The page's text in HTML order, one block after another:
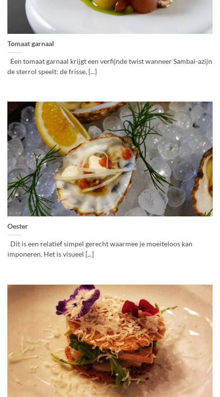
Tomaat garnaal
Een tomaat garnaal krijgt een verfijnde twist wanneer Sambai-azijn
de sterrol speelt: de frisse, [...]
Oester
Dit is een relatief simpel gerecht waarmee je moeiteloos kan
imponeren. Het is visueel [...]